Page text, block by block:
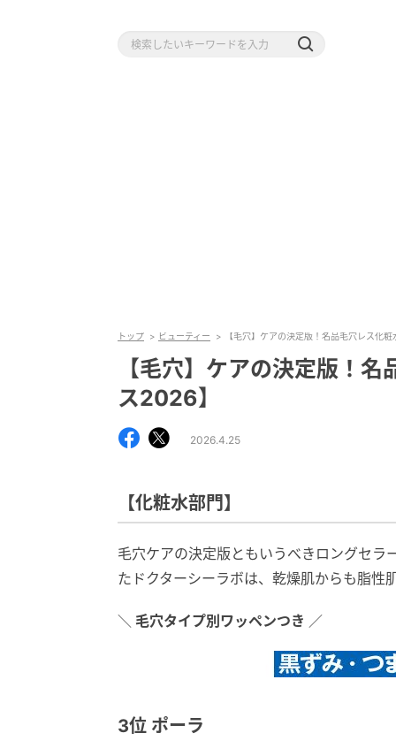
トップ ビューティー 【毛穴】ケアの決定版！名品毛穴レス化
【毛穴】ケアの決定版！
ス2026】
2026.4.25
【化粧水部門】
毛穴ケアの決定版ともいうべきロングセ
たドクターシーラボは、乾燥肌からも脂性
＼ 毛穴タイプ別ワッペンつき ／
3位 ポーラ